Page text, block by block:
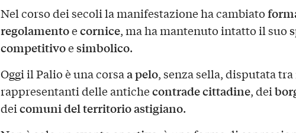
Nel corso dei secoli la manifestazione ha cambiato
regolamentoecornice, ma ha mantenuto intatto il suo
competitivoesimbolico.
Oggi il Palio è una corsaa pelo, senza sella, disputata tra
rappresentanti delle antichecontrade cittadine, dei
deicomuni del territorio astigiano.